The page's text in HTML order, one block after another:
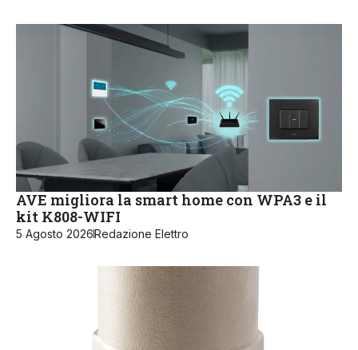
AVE migliora la smart home con WPA3 e il
kit K808-WIFI
5 Agosto 2026Redazione Elettro